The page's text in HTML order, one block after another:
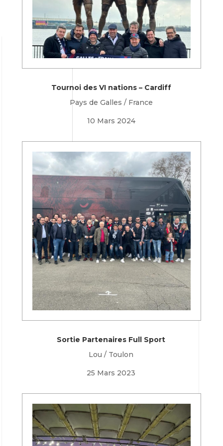
Tournoi des VI nations – Cardiff
Pays de Galles / France
10 Mars 2024
Sortie Partenaires Full Sport
Lou / Toulon
25 Mars 2023